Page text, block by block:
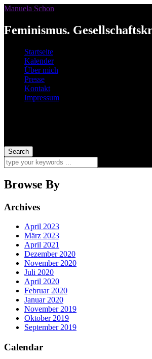
Manuela Schon
Feminismus.
Startseite
Kalender
Über mich
Presse
Kontakt
Impressum
Browse By
Archives
April 2023
März 2023
April 2021
Dezember 2020
November 2020
Juli 2020
April 2020
Februar 2020
Januar 2020
November 2019
Oktober 2019
September 2019
Calendar